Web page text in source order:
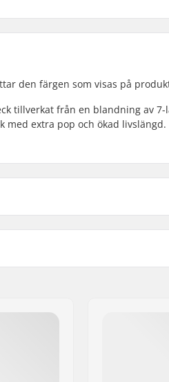
den färgen som visas på
tillverkat från en blandning av
med extra pop och ökad livslängd.
Deck
Konkav: